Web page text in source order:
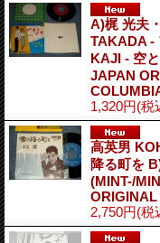
A)梶 光夫
TAKADA -
KAJI - 空
JAPAN
1,320円(税
高英男
降る町を
(MINT-/
2,750円(税